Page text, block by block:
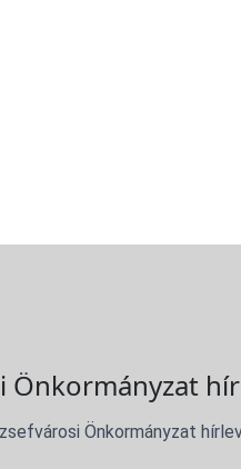
Önkormányzat
Önkormányzat